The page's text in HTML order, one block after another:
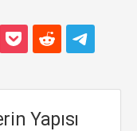
Yapısı